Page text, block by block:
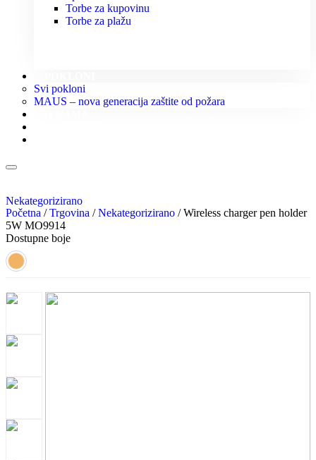
Torbe za kupovinu
Torbe za plažu
Svi pokloni
MAUS – nova generacija zaštite od požara
Nekategorizirano
Početna /Trgovina /Nekategorizirano / Wireless charger pen holder
5W MO9914
Dostupne boje